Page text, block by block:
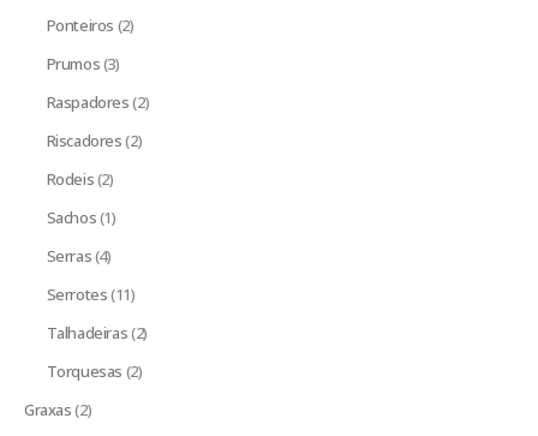
Ponteiros (2)
Prumos(3)
Raspadores(2)
Riscadores(2)
Rodeis(2)
Sachos(1)
Serras(4)
Serrotes(11)
Talhadeiras(2)
Torquesas (2)
Graxas(2)